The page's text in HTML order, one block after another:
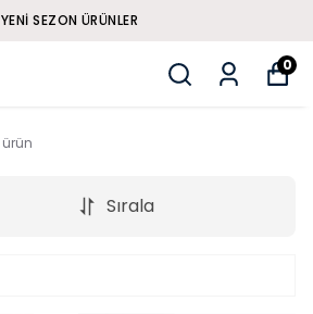
YENI SEZON ÜRÜNLER
0
ürün
Sırala